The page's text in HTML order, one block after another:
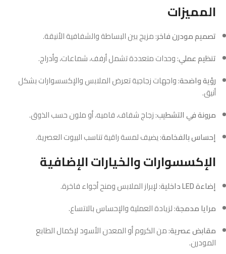
المميزات
تصميم مودرن فاخر: مزيج بين البساطة والشفافية الأنيقة.
تنظيم عملي: وحدات متعددة تشمل أرفف، شماعات، وأدراج.
رؤية واضحة: واجهات زجاجية تعرض الملابس والإكسسوارات بشكل
أنيق.
مرونة في التشطيب: زجاج شفاف، فاميه، أو ملون حسب الذوق.
إحساس بالفخامة: يضيف لمسة راقية تناسب البيوت العصرية.
الإكسسوارات والخيارات الإضافية
إضاءة LED داخلية
: لإبراز الملابس ومنح أجواء فاخرة.
مرايا مدمجة: لزيادة العملية والإحساس بالاتساع.
مقابض عصرية: من الكروم أو المعدن الأسود لإكمال الطابع
المودرن.